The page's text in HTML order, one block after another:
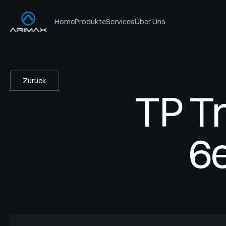
HomeProdukteServicesÜber Uns
Zurück
TP